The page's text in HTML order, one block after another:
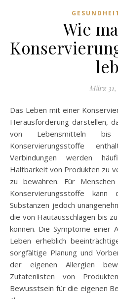
Wie
März 31,
Das Leben mit einer Konservierungsstoffallergie kann eine
Herausforderung darstellen,
von Lebensmitteln
Konservierungsstoffe
Verbindungen werden
Haltbarkeit von Produkten zu
zu bewahren. Für
Konservierungsstoffe
Substanzen jedoch
die von Hautausschlägen bis
können. Die Symptome einer
Leben erheblich
sorgfältige Planung und
der eigenen Allergien
Zutatenlisten von
Bewusstsein für die eigenen